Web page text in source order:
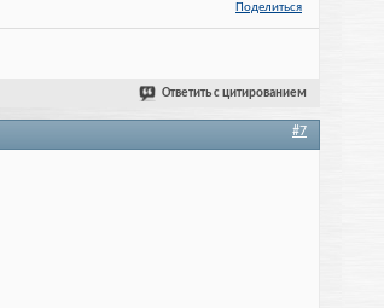
Поделиться
Ответить с цитированием
#7